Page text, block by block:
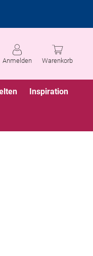
Anmelden Warenkorb
Inspiration